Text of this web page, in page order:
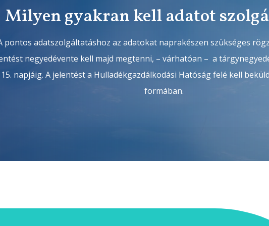
Milyen gyakran kell adatot
pontos adatszolgáltatáshoz az adatokat naprakészen szükséges
negyedévente kell majd megtenni, – várhatóan – a
15. napjáig. A jelentést a Hulladékgazdálkodási Hatóság felé kell
formában.